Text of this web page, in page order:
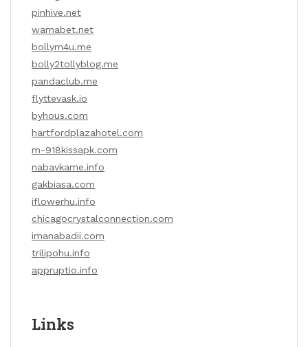
pinhive.net
warnabet.net
bollym4u.me
bolly2tollyblog.me
pandaclub.me
flyttevask.io
byhous.com
hartfordplazahotel.com
m-918kissapk.com
nabavkame.info
gakbiasa.com
iflowerhu.info
chicagocrystalconnection.com
imanabadii.com
trilipohu.info
appruptio.info
Links